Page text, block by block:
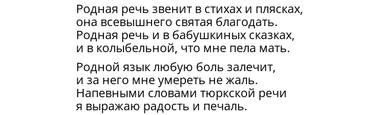
Родная речь звенит в стихах и плясках,
она всевышнего святая благодать.
Родная речь и в бабушкиных сказках,
и в колыбельной, что мне пела мать.
Родной язык любую боль залечит,
и за него мне умереть не жаль.
Напевными словами тюркской речи
я выражаю радость и печаль.